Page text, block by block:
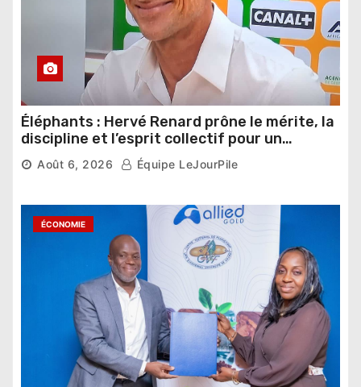
Éléphants : Hervé Renard prône le mérite, la
discipline et l’esprit collectif pour un
nouveau départ
Août 6, 2026 Équipe LeJourPile
ÉCONOMIE